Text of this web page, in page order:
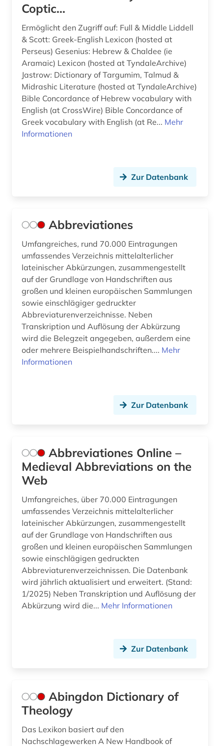
bibel (73)
bibel kunst koran (1)
bibel volltext (1)
bibel. altes testament (1)
bibel. deuteronomium (1)
bibel. neues testament (1)
bibeltext (1)
bibelwissenschaft (10)
bibelübersetzung (4)
bible (1)
bibliografie (33)
bibliographie (23)
biblioteca estense (1)
bibliothèque royale albert i. (1)
biblische geographie (1)
biblische motive (1)
biblische stoffe (1)
biblische studien (1)
bildarchiv (3)
bilddatenbank (3)
bildstock (1)
biografie (7)
bosnien-herzegowina (3)
brauchtum (2)
Coptic...
Ermöglicht den Zugriff auf: Full & Middle Liddell
& Scott: Greek-English Lexicon (hosted at
Perseus) Gesenius: Hebrew & Chaldee (ie
Aramaic) Lexicon (hosted at TyndaleArchive)
Jastrow: Dictionary of Targumim, Talmud &
Midrashic Literature (hosted at TyndaleArchive)
Bible Concordance of Hebrew vocabulary with
English (at CrossWire) Bible Concordance of
Greek vocabulary with English (at Re... Mehr
Informationen
Zur Datenbank
Abbreviationes
Umfangreiches, rund 70.000 Eintragungen
umfassendes Verzeichnis mittelalterlicher
lateinischer Abkürzungen, zusammengestellt
auf der Grundlage von Handschriften aus
großen und kleinen europäischen Sammlungen
sowie einschlägiger gedruckter
Abbreviaturenverzeichnisse. Neben
Transkription und Auflösung der Abkürzung
wird die Belegzeit angegeben, außerdem eine
oder mehrere Beispielhandschriften.... Mehr
Informationen
Zur Datenbank
Abbreviationes Online –
Medieval Abbreviations on the
Web
Umfangreiches, über 70.000 Eintragungen
umfassendes Verzeichnis mittelalterlicher
lateinischer Abkürzungen, zusammengestellt
auf der Grundlage von Handschriften aus
großen und kleinen europäischen Sammlungen
sowie einschlägigen gedruckten
Abbreviaturenverzeichnissen. Die Datenbank
wird jährlich aktualisiert und erweitert. (Stand:
1/2025) Neben Transkription und Auflösung der
Abkürzung wird die... Mehr Informationen
Zur Datenbank
Abingdon Dictionary of
Theology
Das Lexikon basiert auf den
Nachschlagewerken A New Handbook of